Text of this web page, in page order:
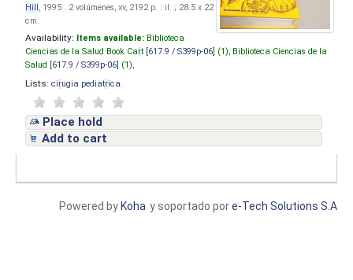
Hill, 1995 . 2 volúmenes, xv, 2192 p. : il. ; 28.5 x 22
cm.
Availability: Items available: Biblioteca
Ciencias de la Salud Book Cart [ 617.9 / S399p-06 ] (1), Biblioteca Ciencias de la
Salud [ 617.9 / S399p-06 ] (1),
Lists: cirugia pediatrica
Place hold
Add to cart
y soportado pore-Tech Solutions S.A
Powered by Koha